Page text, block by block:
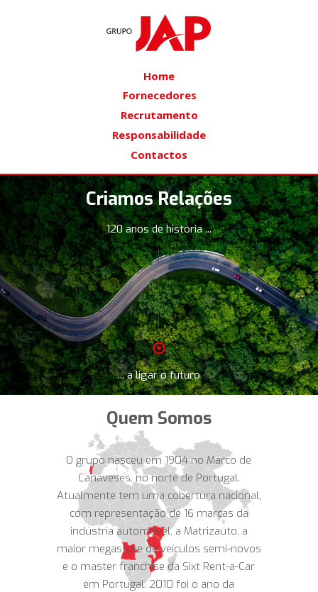
Home
Fornecedores
Responsabilidade
Recrutamento
Contactos
120 anos de história ...
Criamos Relações
... a ligar o futuro
Quem Somos
O grupo nasceu em 1904 no Marco de
Canaveses, no norte de Portugal.
Atualmente tem uma cobertura nacional,
com representação de 16 marcas da
indústria automóvel, a Matrizauto, a
maior megastore de veículos semi-novos
e o master franchise da Sixt Rent-a-Car
em Portugal. 2010 foi o ano da